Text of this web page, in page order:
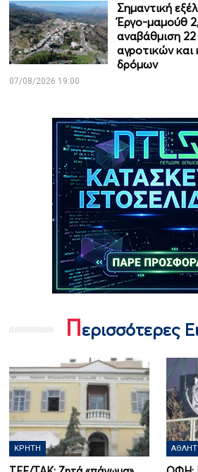
Σημαντική
Έργο-μαμούθ
αναβάθμιση 22
αγροτικών
δρόμων
07/08/2026 19:00
Περισσότερες
ΚΡΉΤΗ